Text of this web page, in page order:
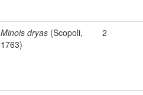
Minois dryas (Scopoli,
1763)
2